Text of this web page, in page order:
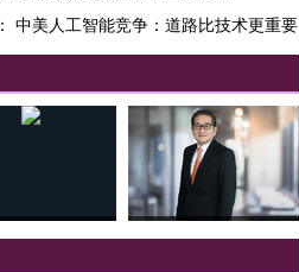
： 中美人工智能竞争：道路比技术更重要